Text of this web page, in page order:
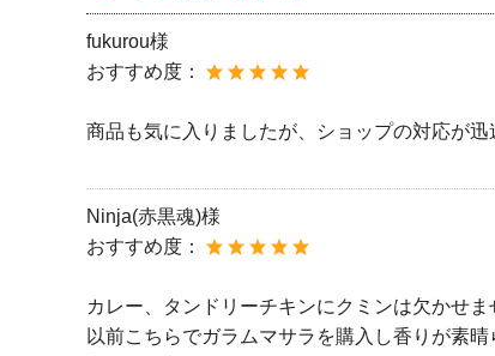
fukurou様
おすすめ度：
商品も気に入りましたが、ショップの対応が迅
Ninja(赤黒魂)様
おすすめ度：
カレー、タンドリーチキンにクミンは欠かせま
以前こちらでガラムマサラを購入し香りが素